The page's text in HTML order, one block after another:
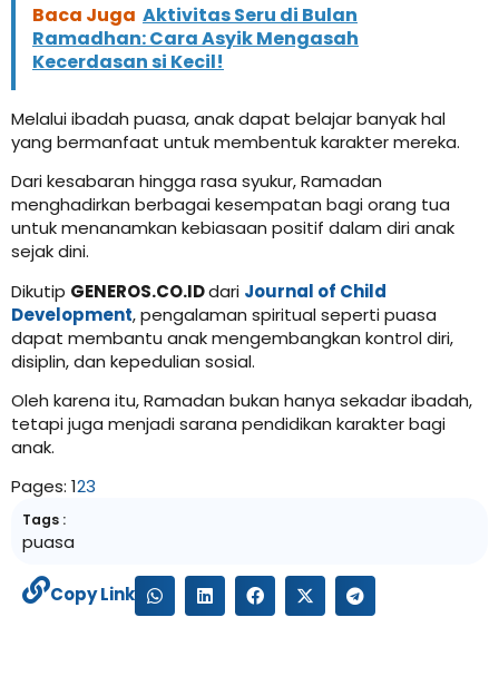
Copy Link
Baca Juga Aktivitas Seru di Bulan
Ramadhan: Cara Asyik Mengasah
Kecerdasan si Kecil!
Melalui ibadah puasa, anak dapat belajar banyak hal
yang bermanfaat untuk membentuk karakter mereka.
Dari kesabaran hingga rasa syukur, Ramadan
menghadirkan berbagai kesempatan bagi orang tua
untuk menanamkan kebiasaan positif dalam diri anak
sejak dini.
Dikutip GENEROS.CO.IDdari Journal of Child
Development, pengalaman spiritual seperti puasa
dapat membantu anak mengembangkan kontrol diri,
disiplin, dan kepedulian sosial.
Oleh karena itu, Ramadan bukan hanya sekadar ibadah,
tetapi juga menjadi sarana pendidikan karakter bagi
anak.
Pages: 123
Tags :
puasa